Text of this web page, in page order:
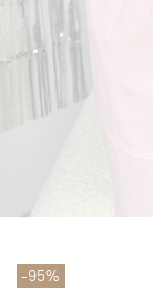
-95%